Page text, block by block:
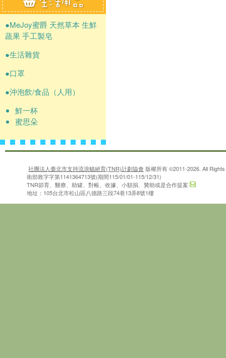
●MeJoy蜜爵 天然草本 生鮮
蔬果 手工製皂
●生活雜貨
●口罩
●沖泡飲/食品（人用）
鮮一杯
蜜思朵
社團法人臺北市支持流浪貓絕育(TNR)計劃協會 版權所有 ©2011-2026. All
衛部救字字第1141364713號(期間115/01/01-115/12/31)
TNR節育、醫療、助罐、對帳、收據、小額捐、贊助或是合作提案
地址：105台北市松山區八德路三段74巷13弄8號1樓